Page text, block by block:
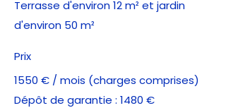
Terrasse d'environ 12 m² et jardin
d'environ 50 m²
Prix
1550 € / mois (charges comprises)
Dépôt de garantie : 1480 €